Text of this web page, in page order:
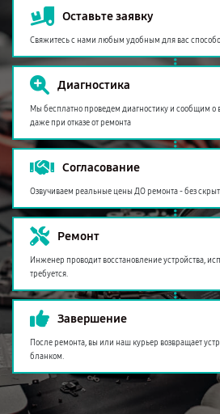
Оставьте заявку
Свяжитесь с нами любым удобным для вас
Диагностика
Мы бесплатно проведем диагностику и сообщим о
даже при отказе от ремонта
Согласование
Озвучиваем реальные цены ДО ремонта - без
Ремонт
Инженер проводит восстановление устройства,
требуется.
Завершение
После ремонта, вы или наш курьер возвращает
бланком.